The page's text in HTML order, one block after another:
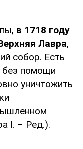
в 1718 году
Лавра,
собор. Есть
без помощи
уничтожить
I. – Ред.).